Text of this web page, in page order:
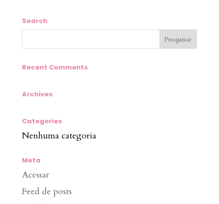
Search
Recent Comments
Archives
Categories
Nenhuma categoria
Meta
Acessar
Feed de posts